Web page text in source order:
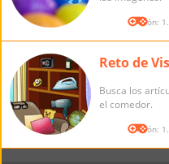
Versión:
Reto de
Busca los
el comedor.
Versión: